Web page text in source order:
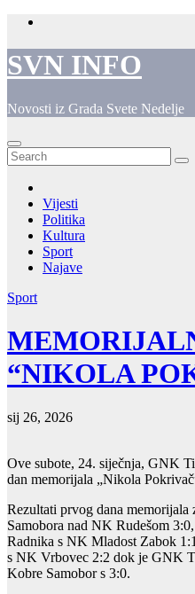
Skip
content
SVN INFO
Novosti iz Grada Svete Nedelje
Vijesti
Politika
Kultura
Sport
Najave
Sport
“NIKOLA
sij 26, 2026
Ove subote, 24. siječnja, GNK
dan memorijala „Nikola
Rezultati prvog dana
Samobora nad NK Rudešom
Radnika s NK Mladost Zabok
s NK Vrbovec 2:2 dok je GNK
Kobre Samobor s 3:0.